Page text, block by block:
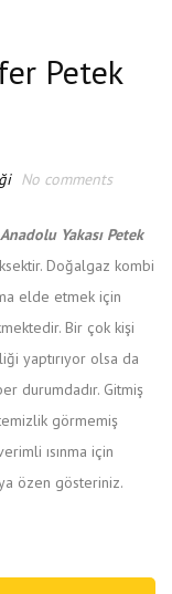
Petek
No comments
Anadolu Yakası Petek
Doğalgaz kombi
elde etmek için
Bir çok kişi
yaptırıyor olsa da
durumdadır. Gitmiş
görmemiş
ısınma için
özen gösteriniz.